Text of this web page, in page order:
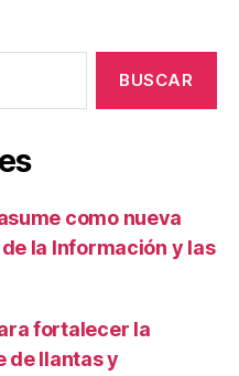
como nueva
la Información y las
fortalecer la
de llantas y